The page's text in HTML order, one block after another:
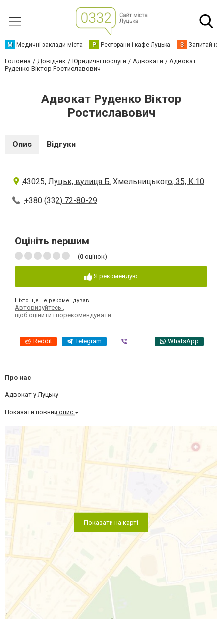
М Медичні заклади міста Р Ресторани і кафе Луцька З Запитай
Головна Довідник Юридичні послуги Адвокати
Адвокат
Руденко Віктор Ростиславович
Адвокат Руденко Віктор
Ростиславович
Опис Відгуки
43025, Луцьк, вулиця Б. Хмельницького, 35, К.10
+380 (332) 72-80-29
Оцініть першим
(0 оцінок)
Я рекомендую
Ніхто ще не рекомендував
Авторизуйтесь
щоб оцінити і порекомендувати
Reddit Telegram WhatsApp
Про нас
Адвокат у Луцьку
Показати повний опис
Показати на карті